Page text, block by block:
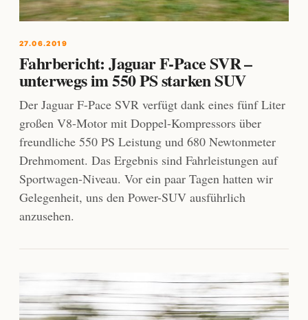
27.06.2019
Fahrbericht: Jaguar F-Pace SVR –
unterwegs im 550 PS starken SUV
Der Jaguar F-Pace SVR verfügt dank eines fünf Liter
großen V8-Motor mit Doppel-Kompressors über
freundliche 550 PS Leistung und 680 Newtonmeter
Drehmoment. Das Ergebnis sind Fahrleistungen auf
Sportwagen-Niveau. Vor ein paar Tagen hatten wir
Gelegenheit, uns den Power-SUV ausführlich
anzusehen.